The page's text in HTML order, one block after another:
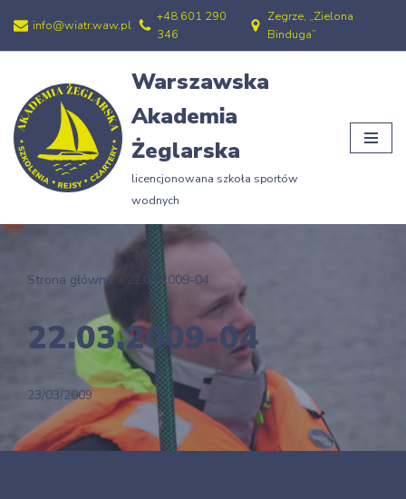
Przejdź
treści
info@wiatr.waw.pl
+48 601 290
346
Zegrze, „Zielona
Binduga”
Warszawska
Akademia
Żeglarska
licencjonowana szkoła sportów
wodnych
Strona główna » 22.03.2009-04
22.03.2009-04
23/03/2009